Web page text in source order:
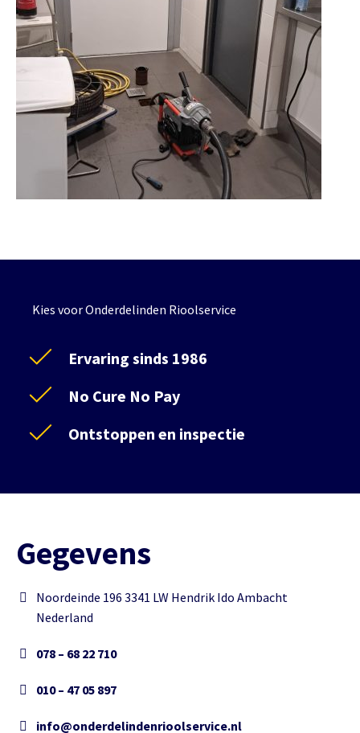
Kies voor Onderdelinden Rioolservice
Ervaring sinds 1986
No Cure No Pay
Ontstoppen en inspectie
Gegevens
Noordeinde 196 3341 LW Hendrik Ido Ambacht
Nederland
078 – 68 22 710
010 – 47 05 897
info@onderdelindenrioolservice.nl